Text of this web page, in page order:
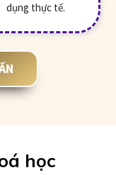
dụng thực tế.
học